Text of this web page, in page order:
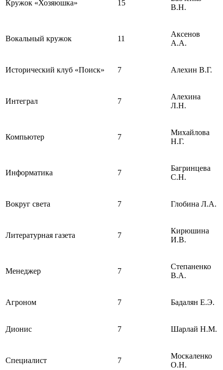
Кружок «Хозяюшка» 15
В.Н.
Вокальный кружок 11
Аксенов
А.А.
Исторический клуб «Поиск» 7 Алехин В.Г.
Интеграл 7
Алехина
Л.Н.
Компьютер 7
Михайлова
Н.Г.
Информатика 7
Багринцева
С.Н.
Вокруг света 7 Глобина Л.А.
Литературная газета 7
Кирюшина
И.В.
Менеджер 7
Степаненко
В.А.
Агроном 7 Бадалян Е.Э.
Дионис 7 Шарлай Н.М.
Специалист 7
Москаленко
О.Н.